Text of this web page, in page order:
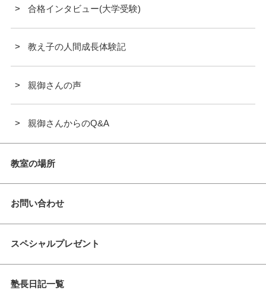
合格インタビュー(大学受験)
教え子の人間成長体験記
親御さんの声
親御さんからのQ&A
教室の場所
お問い合わせ
スペシャルプレゼント
塾長日記一覧